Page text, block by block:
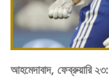
আহমেদাবাদ, ফেব্রুয়ারি ২৩: